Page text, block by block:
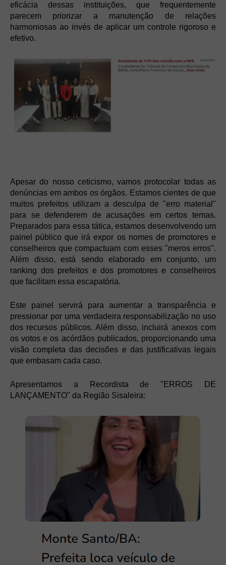
eficácia dessas instituições, que frequentemente
parecem priorizar a manutenção de relações
harmoniosas ao invés de aplicar um controle rigoroso e
efetivo.
Apesar do nosso ceticismo, vamos protocolar todas as
denúncias em ambos os órgãos. Estamos cientes de que
muitos prefeitos utilizam a desculpa de "erro material"
para se defenderem de acusações em certos temas.
Preparados para essa tática, estamos desenvolvendo um
painel público que irá expor os nomes de promotores e
conselheiros que compactuam com esses "meros erros".
Além disso, está sendo elaborado em conjunto, um
ranking dos prefeitos e dos promotores e conselheiros
que facilitam essa escapatória.
Este painel servirá para aumentar a transparência e
pressionar por uma verdadeira responsabilização no uso
dos recursos públicos. Além disso, incluirá anexos com
os votos e os acórdãos publicados, proporcionando uma
visão completa das decisões e das justificativas legais
que embasam cada caso.
Apresentamos a Recordista de "ERROS DE
LANÇAMENTO" da Região Sisaleira: